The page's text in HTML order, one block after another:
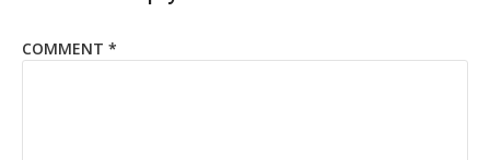
COMMENT *